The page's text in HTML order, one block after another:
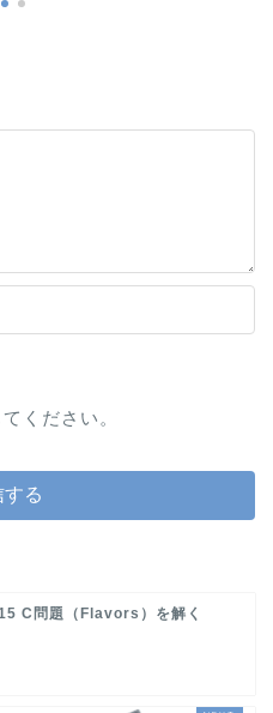
ください。
C問題（Flavors）を解く